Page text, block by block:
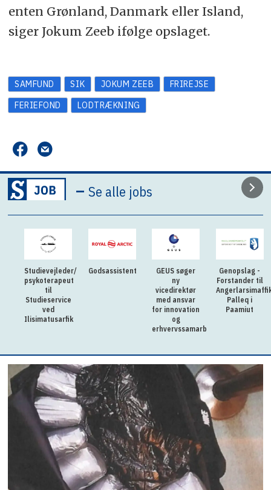
enten Grønland, Danmark eller Island,
siger Jokum Zeeb ifølge opslaget.
SAMFUND SIK JOKUM ZEEB
FRIREJSE
FERIEFOND
LODTRÆKNING
–Se alle jobs
Studievejleder/
psykoterapeut
til
Studieservice
ved
Ilisimatusarfik
Godsassistent
GEUS søger
ny
vicedirektør
med ansvar
for innovation
og
erhvervssamarbejde
Genopslag -
Forstander til
Palleq i
Paamiut